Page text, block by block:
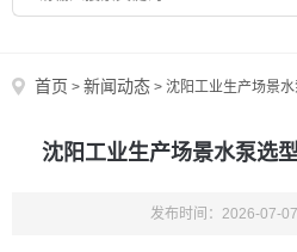
首页 > 新闻动态 > 沈阳工业生产场景
沈阳工业生产场景水泵选
发布时间：2026-07-07